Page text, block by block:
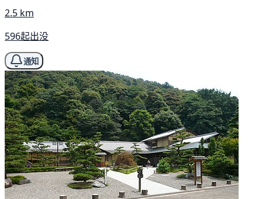
2.5 km
596起出没
通知